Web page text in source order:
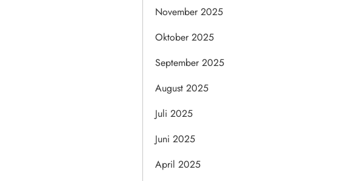
November 2025
Oktober 2025
September 2025
August 2025
Juli 2025
Juni 2025
April 2025